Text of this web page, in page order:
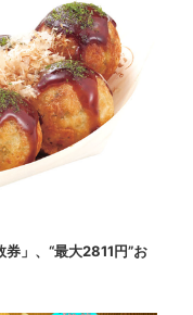
」、“最大2811円”お